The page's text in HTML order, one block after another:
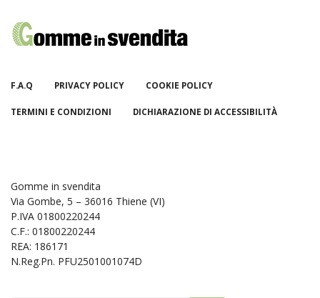
F.A.Q PRIVACY POLICY COOKIE POLICY
TERMINI E CONDIZIONI DICHIARAZIONE DI ACCESSIBILITÀ
Gomme in svendita
Via Gombe, 5 – 36016 Thiene (VI)
P.IVA 01800220244
C.F.: 01800220244
REA: 186171
N.Reg.Pn. PFU2501001074D